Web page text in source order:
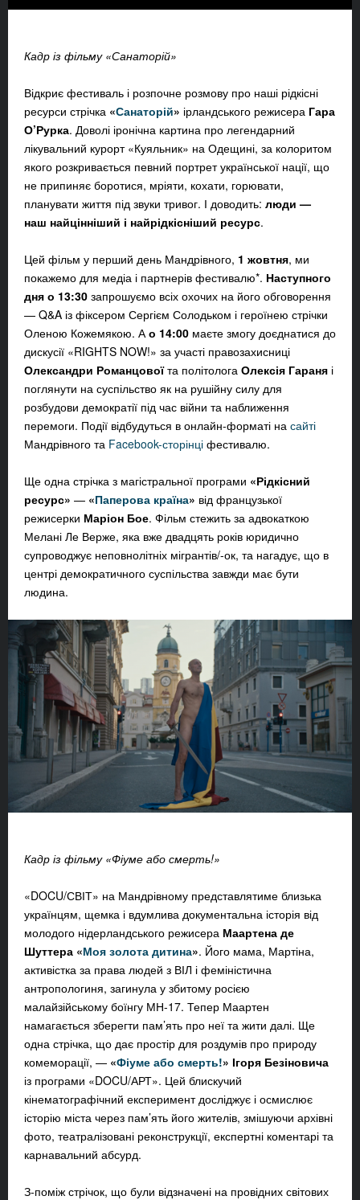
Кадр із фільму «Санаторій»
Відкриє фестиваль і розпочне розмову про наші рідкісні
ресурси стрічка «Санаторій» ірландського режисера Гара
О’Рурка. Доволі іронічна картина про легендарний
лікувальний курорт «Куяльник» на Одещині, за колоритом
якого розкривається певний портрет української нації, що
не припиняє боротися, мріяти, кохати, горювати,
планувати життя під звуки тривог. І доводить: люди —
наш найцінніший і найрідкісніший ресурс.
Цей фільм у перший день Мандрівного, 1 жовтня, ми
покажемо для медіа і партнерів фестивалю*. Наступного
дня о 13:30 запрошуємо всіх охочих на його обговорення
— Q&A із фіксером Сергієм Солодьком і героїнею стрічки
Оленою Кожемякою. А о 14:00 маєте змогу доєднатися до
дискусії «RIGHTS NOW!» за участі правозахисниці
Олександри Романцовоїта політолога Олексія Гараня і
поглянути на суспільство як на рушійну силу для
розбудови демократії під час війни та наближення
перемоги. Події відбудуться в онлайн-форматі на сайті
Мандрівного та Facebook-сторінці фестивалю.
Ще одна стрічка з магістральної програми «Рідкісний
ресурс» — «Паперова країна» від французької
режисерки Маріон Бое. Фільм стежить за адвокаткою
Мелані Ле Верже, яка вже двадцять років юридично
супроводжує неповнолітніх мігрантів/-ок, та нагадує, що в
центрі демократичного суспільства завжди має бути
людина.
Кадр із фільму «Фіуме або смерть!»
«DOCU/СВІТ» на Мандрівному представлятиме близька
українцям, щемка і вдумлива документальна історія від
молодого нідерландського режисера Маартена де
Шуттера «Моя золота дитина». Його мама, Мартіна,
активістка за права людей з ВІЛ і феміністична
антропологиня, загинула у збитому росією
малайзійському боїнгу МН-17. Тепер Маартен
намагається зберегти пам’ять про неї та жити далі. Ще
одна стрічка, що дає простір для роздумів про природу
комеморації, — «Фіуме або смерть!» Ігоря Безіновича
із програми «DOCU/АРТ». Цей блискучий
кінематографічний експеримент досліджує і осмислює
історію міста через пам’ять його жителів, змішуючи архівні
фото, театралізовані реконструкції, експертні коментарі та
карнавальний абсурд.
З-поміж стрічок, що були відзначені на провідних світових